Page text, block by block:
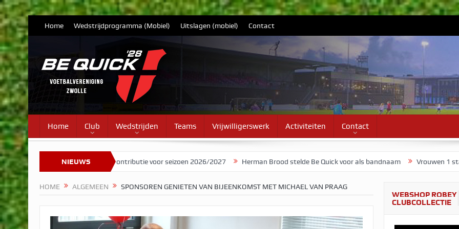
Home Wedstrijdprogramma (Mobiel) Uitslagen (mobiel) Contact
Home Club Wedstrijden Teams Vrijwilligerswerk Activiteiten Contact
NIEUWS
contributie voor seizoen 2026/2027 Herman Brood stelde Be Quick voor als bandnaam Vrouwen 1 start voorbereiding op
HOME ALGEMEEN SPONSOREN GENIETEN VAN BIJEENKOMST MET MICHAEL VAN PRAAG
WEBSHOP ROBEY
CLUBCOLLECTIE